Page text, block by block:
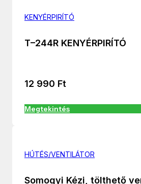
KENYÉRPIRÍTÓ
T–244R KENYÉRPIRÍTÓ
12 990 Ft
Megtekintés
HÚTÉS/VENTILÁTOR
Somogyi Kézi, tölthető